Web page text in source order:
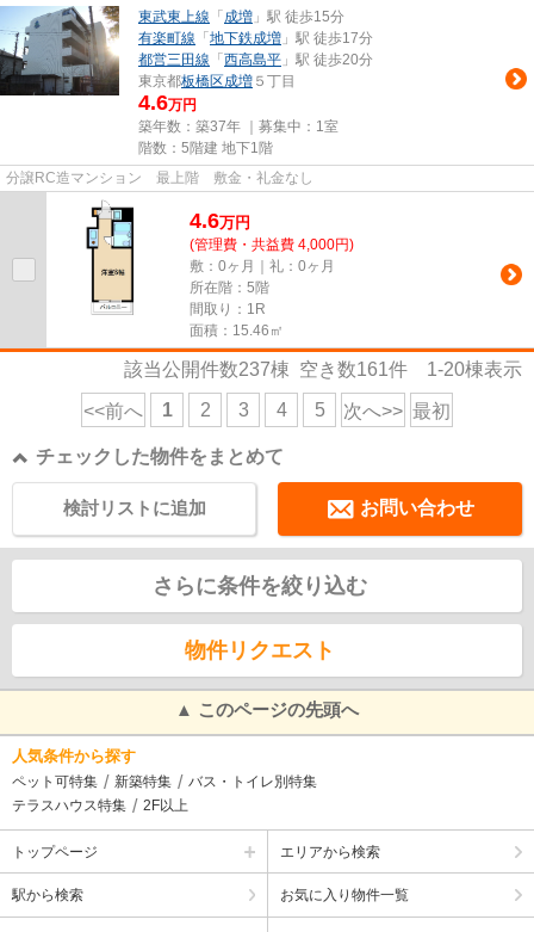
東武東上線 「 成増 」駅 徒歩15分
有楽町線 「 地下鉄成増 」駅 徒歩17分
都営三田線 「 西高島平 」駅 徒歩20分
東京都板橋区成増 ５丁目
4.6万円
築年数：築37年 ｜募集中： 1室
階数：5階建 地下1階
分譲RC造マンション 最上階 敷金・礼金なし
4.6万円
(管理費・共益費 4,000円)
敷：0ヶ月｜礼：0ヶ月
所在階：5階
間取り：1R
面積：15.46㎡
該当公開件数237棟 空き数161件 1-20棟表示
<<前へ 1 2 3 4 5 次へ>> 最初
チェックした物件をまとめて
お問い合わせ
検討リストに追加
さらに条件を絞り込む
物件リクエスト
▲ このページの先頭へ
人気条件から探す
ペット可特集 新築特集
バス・トイレ別特集
テラスハウス特集
2F以上
トップページ エリアから検索
駅から検索 お気に入り物件一覧